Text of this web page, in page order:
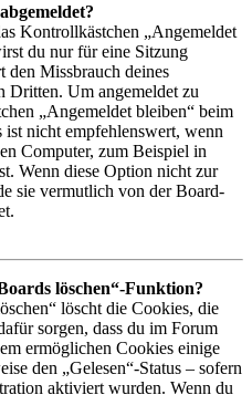
Kontrollkästchen „Angemeldet
du nur für eine Sitzung
den Missbrauch deines
Dritten. Um angemeldet zu
„Angemeldet bleiben“ beim
nicht empfehlenswert, wenn
Computer, zum Beispiel in
Wenn diese Option nicht zur
sie vermutlich von der Board-
löschen“-Funktion?
löscht die Cookies, die
sorgen, dass du im Forum
ermöglichen Cookies einige
den „Gelesen“-Status – sofern
aktiviert wurden. Wenn du